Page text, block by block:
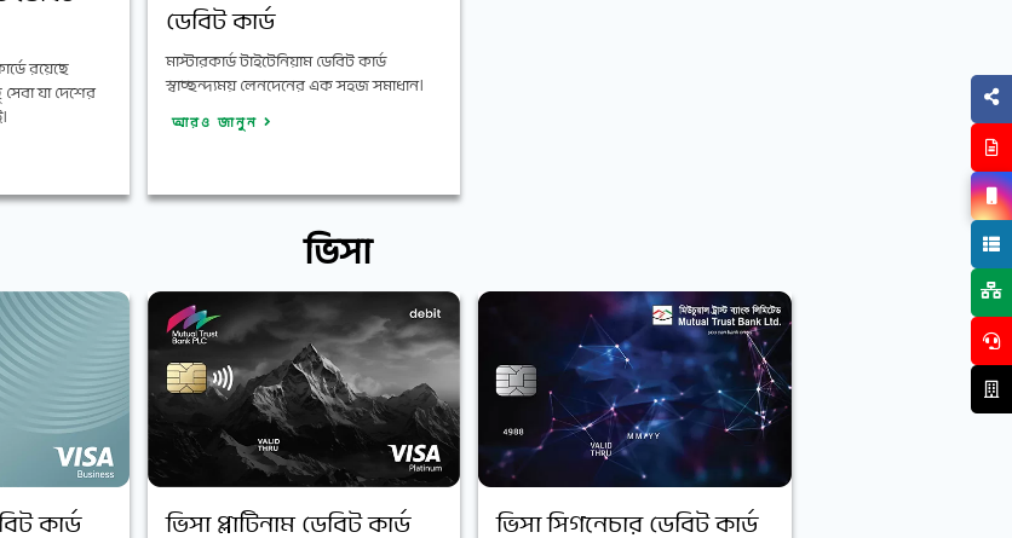
রয়েছে
যা দেশের
ডেবিট কার্ড
মাস্টারকার্ড টাইটেনিয়াম ডেবিট কার্ড
স্বাচ্ছন্দ্যময় লেনদেনের এক সহজ সমাধান।
আরও জানুন
ভিসা
কার্ড ভিসা প্লাটিনাম ডেবিট কার্ড ভিসা সিগনেচার ডেবিট কার্ড